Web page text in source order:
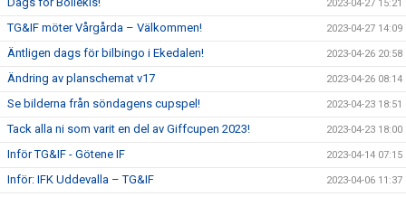
2023-04-27 15:21
TG&IF möter Vårgårda – Välkommen! 2023-04-27 14:09
Äntligen dags för bilbingo i Ekedalen! 2023-04-26 20:58
Ändring av planschemat v17 2023-04-26 08:14
Se bilderna från söndagens cupspel! 2023-04-23 18:51
Tack alla ni som varit en del av Giffcupen 2023! 2023-04-23 18:00
Inför TG&IF - Götene IF 2023-04-14 07:15
Inför: IFK Uddevalla – TG&IF 2023-04-06 11:37